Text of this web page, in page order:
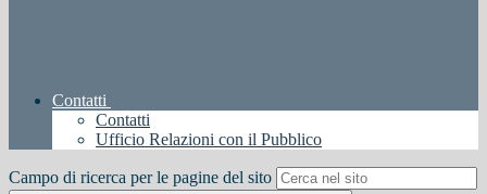
Contatti
Contatti
Ufficio Relazioni con il Pubblico
Campo di ricerca per le pagine del sito